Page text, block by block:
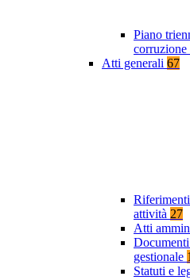
Piano
corruzione
Atti generali 67
attività 27
Atti
gestionale 1
Statuti e